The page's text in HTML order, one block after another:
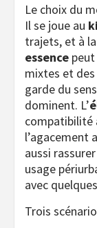
Le choix du
Il se joue au
trajets, et à
essence
mixtes et
garde du
dominent. L’
compatibilité
l’agacement
aussi
usage
avec
Trois